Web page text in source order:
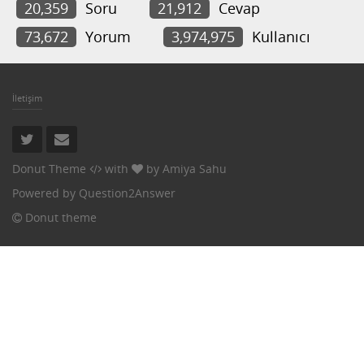
20,359 Soru 21,912
Cevap
73,672
Yorum 3,974,975 Kullanıcı
İletişim
Donut Theme with by Amiya Sahu
Powered by Question2Answer
Donut theme